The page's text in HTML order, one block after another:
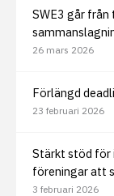
SWE3 går
26 mars 2026
Förlängd
23 februari 2026
Stärkt stöd
föreningar att
3 februari 2026